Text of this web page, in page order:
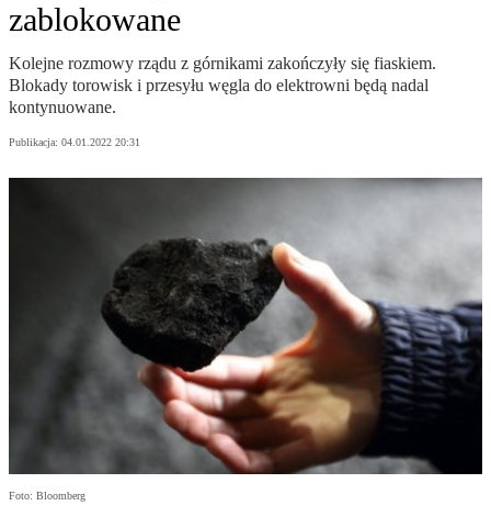
zablokowane
Kolejne rozmowy rządu z górnikami zakończyły się fiaskiem.
Blokady torowisk i przesyłu węgla do elektrowni będą nadal
kontynuowane.
Publikacja: 04.01.2022 20:31
Foto: Bloomberg